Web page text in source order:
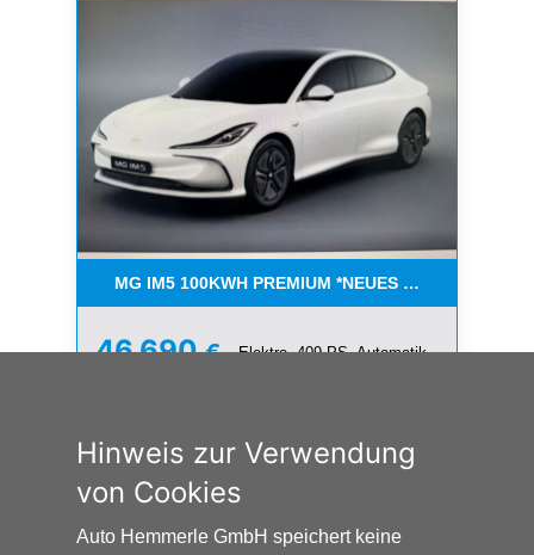
MG IM5 100KWH PREMIUM *NEUES MODELL*
46.690€ Elektro, 409 PS, Automatik
Hinweis zur Verwendung
von Cookies
Auto Hemmerle GmbH speichert keine